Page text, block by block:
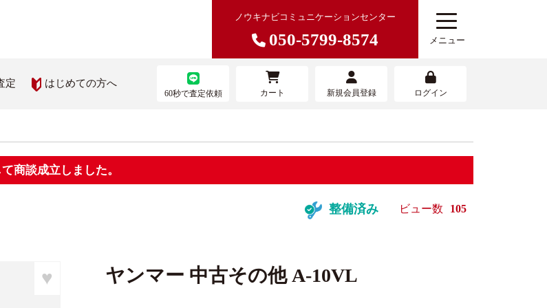
ノウキナビコミュニケーションセンター
050-5799-8574 メニュー
部品を取り寄せたい
農機メーカー純正パーツ取り寄せサービ
ス
農機を売りたい
定 はじめての方へ
60秒で査定依頼 カート 新規会員登録 ログイン
商談成立しました。
整備済み ビュー数 105
♥ ヤンマー 中古その他 A-10VL